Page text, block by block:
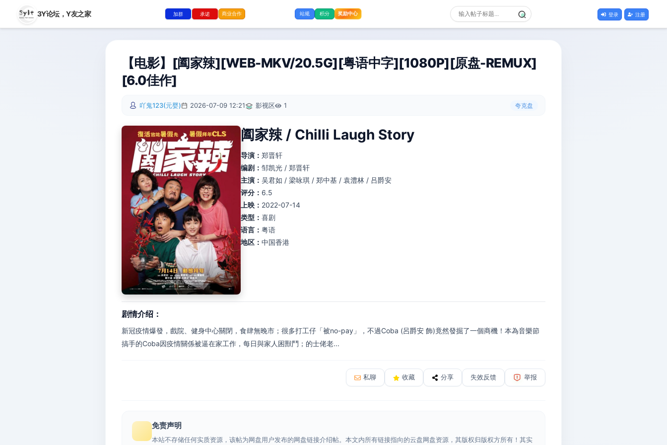
3Y论坛，Y友之家 加群 承诺 商业合作 站规 积分 奖励中心 登录 注册
【电影】[阖家辣][WEB-MKV/20.5G][粤语中字][1080P][原盘-REMUX]
[6.0佳作]
吖鬼123(元婴) 2026-07-09 12:21 影视区 1 夸克盘
阖家辣 / Chilli Laugh Story
导演： 郑晋轩
编剧： 邹凯光 / 郑晋轩
主演： 吴君如 / 梁咏琪 / 郑中基 / 袁澧林 / 吕爵安
评分： 6.5
上映： 2022-07-14
类型： 喜剧
语言： 粤语
地区： 中国香港
剧情介绍：
新冠疫情爆發，戲院、健身中心關閉，食肆無晚市；很多打工仔「被no-pay」，不過Coba (呂爵安 飾)竟然發掘了一個商機！本為音樂節
搞手的Coba因疫情關係被逼在家工作，每日與家人困獸鬥；的士佬老...
私聊 收藏 分享 失效反馈 举报
免责声明
本站不存储任何实质资源，该帖为网盘用户发布的网盘链接介绍帖。本文内所有链接指向的云盘网盘资源，其版权归版权方所有！其实